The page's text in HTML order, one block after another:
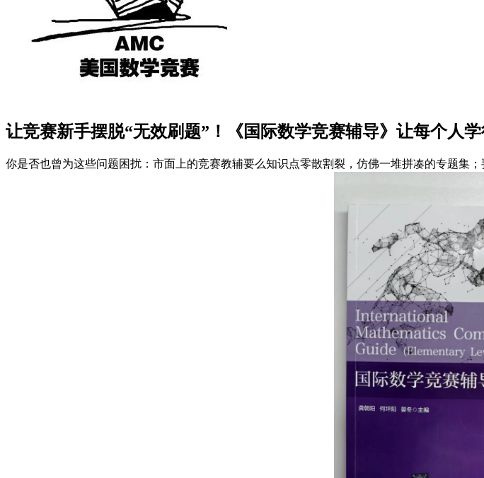
让竞赛新手摆脱“无效刷题”！《国际数学竞赛辅导》让每个人
你是否也曾为这些问题困扰：市面上的竞赛教辅要么知识点零散割裂，仿佛一堆拼凑的专题集